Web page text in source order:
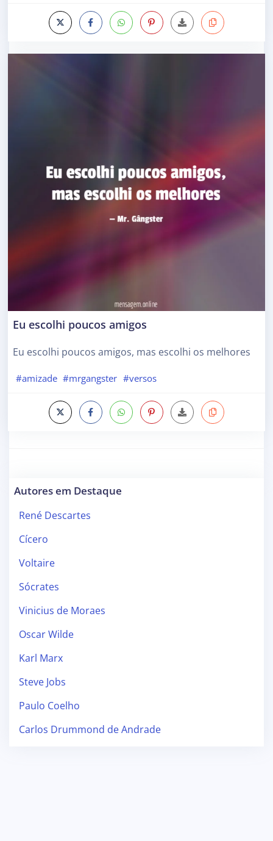
Eu escolhi poucos amigos
Eu escolhi poucos amigos, mas escolhi os melhores
#amizade #mrgangster #versos
Autores em Destaque
René Descartes
Cícero
Voltaire
Sócrates
Vinicius de Moraes
Oscar Wilde
Karl Marx
Steve Jobs
Paulo Coelho
Carlos Drummond de Andrade